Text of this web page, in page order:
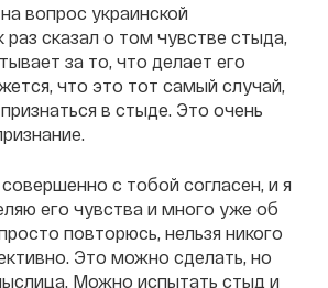
вопрос украинской
раз сказал о том чувстве стыда,
за то, что делает его
что это тот самый случай,
в стыде. Это очень
с тобой согласен, и я
его чувства и много уже об
повторюсь, нельзя никого
Это можно сделать, но
Можно испытать стыд и